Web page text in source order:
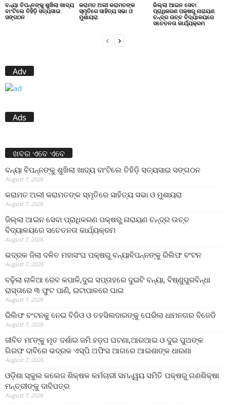
ବନ୍ୟା ବିପନ୍ନଙ୍କୁ ଶୁଖିଲା ଖାଦ୍ୟ
ବାଂଟିଲେ ତିହିଡି଼ ସତ୍ୟସାଇ
ସଙ୍ଗଠନ
କରାମତ ଅଲୀ କରାମତଙ୍କ
ସ୍ମୃତିରେ ସାହିତ୍ୟ ସଭା ଓ
ମୁଶାୟରା
ଜିଲ୍ଲା ଆଇନ ସେବା
ପ୍ରାଧିକରଣ ପକ୍ଷରୁ ନାରାୟଣ
ଚନ୍ଦ୍ର ଉଚ୍ଚ ବିଦ୍ୟାଳୟରେ
ସଚେତନତା କାର୍ଯ୍ୟକ୍ରମ
Adv
Ads
ଖବର ଏବେ ଏବେ
ବନ୍ୟା ବିପନ୍ନଙ୍କୁ ଶୁଖିଲା ଖାଦ୍ୟ ବାଂଟିଲେ ତିହିଡି଼ ସତ୍ୟସାଇ ସଙ୍ଗଠନ
August 7, 2026
କରାମତ ଅଲୀ କରାମତଙ୍କ ସ୍ମୃତିରେ ସାହିତ୍ୟ ସଭା ଓ ମୁଶାୟରା
August 7, 2026
ଜିଲ୍ଲା ଆଇନ ସେବା ପ୍ରାଧିକରଣ ପକ୍ଷରୁ ନାରାୟଣ ଚନ୍ଦ୍ର ଉଚ୍ଚ
ବିଦ୍ୟାଳୟରେ ସଚେତନତା କାର୍ଯ୍ୟକ୍ରମ
August 7, 2026
ଭଦ୍ରକ ଜିଲା ଦଳିତ ମହାସଂଘ ପକ୍ଷରୁ ବନ୍ୟାବିପନ୍ନଙ୍କୁ ରିଲିଫ ବଂଟନ
August 7, 2026
ବଢ଼ିଲା ନାଳିଆ ରେବ କପାଳି,ଦୁଇ ସପ୍ତାହରେ ଦୁଇଟି ବନ୍ୟା, ବିଷ୍ଣୁପୁରବିନ୍ଧା
ରାସ୍ତାରେ ୩ ଫୁଟ ପାଣି, ଇଟାପାଳରେ ଘାଇ
August 7, 2026
ରିଲିଫ ବଂଟନକୁ ନେଇ ବିଡିଓ ଓ ତହସିଲଦାରଙ୍କୁ ଘେରିଲା ଧାମନଗର ବିଜେଡି
August 7, 2026
ଜୀବିତ ମା’ଙ୍କୁ ମୃତ ଦର୍ଶାଇ ଜମି ହଡ଼ପ ଘଟଣା,ଆରଆଇ ଓ ଦୁଇ ପୁଅଙ୍କ
ଗିରଫ ଦାବିରେ ଭଦ୍ରକ ଏସ୍‌ପି ଅଫିସ ଆଗରେ ଆଇଶାଙ୍କ ଧାରଣା
August 7, 2026
ଓଡ଼ିଶା ସ୍କୁଲ କଲେଜ ଶିକ୍ଷକ କର୍ମଚାରୀ ସମନ୍ୱୟ ସମିତି ପକ୍ଷରୁ ଗଣଶିକ୍ଷା
ମନ୍ତ୍ରୀଙ୍କୁ ଦାବିପତ୍ର
August 7, 2026